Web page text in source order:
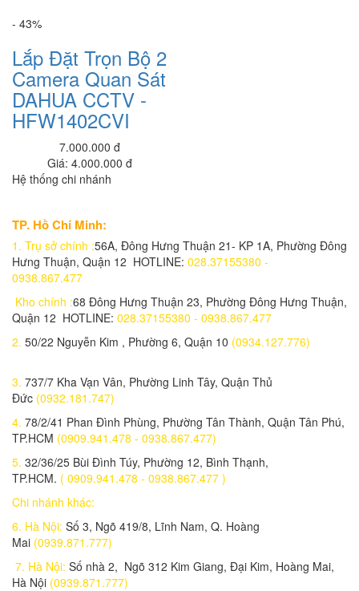
1,100,000 đ
Lắp đặt trọn bộ 1 Camera IP Wifi 2.0MP IPC-G26EP-IMOU
1,600,000 đ
Lắp đặt trọn bộ 1 Camera IP Wifi 2.0MP IPC-G22P-IMOU
1,400,000 đ
Lắp đặt trọn bộ 1 Camera IP Wifi 2.0MP IPC-A22EP-IMOU
1,050,000 đ
950,000 đ
Lắp đặt trọn bộ 1 Camera IP 2.0 Megapixel KBVISION KBONE KN-
B21F
1,400,000 đ
Lắp đặt trọn bộ 1 Camera IP Wifi Dome 4.0MP KBONE KN-4002WN
1,900,000 đ
1,100,000 đ
Lắp đặt trọn bộ 1 camera IP WIFI C3WN
1,500,000 đ
Lắp đặt trọn bộ 1 camera KBONE KN-H21PW
1,050,000 đ
Lắp đặt trọn bộ 1 camera EZVIZ C6N 1080P
1,100,000 đ
Camera IP wifi KBONE KN-H21W
1,150,000 đ
- 43%
Lắp Đặt Trọn Bộ 2
Camera Quan Sát
DAHUA CCTV -
HFW1402CVI
7.000.000 đ
Giá: 4.000.000 đ
Hệ thống chi nhánh
TP. Hồ Chí Minh:
1. Trụ sở chính :56A, Đông Hưng Thuận 21- KP 1A, Phường Đông
Hưng Thuận, Quận 12 HOTLINE: 028.37155380 -
0938.867.477
Kho chính :68 Đông Hưng Thuận 23, Phường Đông Hưng Thuận,
Quận 12 HOTLINE: 028.37155380 - 0938.867.477
2. 50/22 Nguyễn Kim , Phường 6, Quận 10 (0934.127.776)
3. 737/7 Kha Vạn Vân, Phường Linh Tây, Quận Thủ
Đức (0932.181.747)
4. 78/2/41 Phan Đình Phùng, Phường Tân Thành, Quận Tân Phú,
TP.HCM (0909.941.478 - 0938.867.477)
5. 32/36/25 Bùi Đình Túy, Phường 12, Bình Thạnh,
TP.HCM. ( 0909.941.478 - 0938.867.477 )
Chi nhánh khác:
6. Hà Nội: Số 3, Ngõ 419/8, Lĩnh Nam, Q. Hoàng
Mai (0939.871.777)
7. Hà Nội: Số nhà 2, Ngõ 312 Kim Giang, Đại Kim, Hoàng Mai,
Hà Nội (0939.871.777)